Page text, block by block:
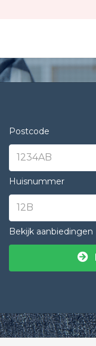
Postcode
Huisnummer
Bekijk aanbiedingen